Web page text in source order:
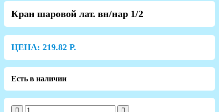
Кран шаровой лат. вн/нар 1/2
ЦЕНА: 219.82 Р.
Есть в наличии